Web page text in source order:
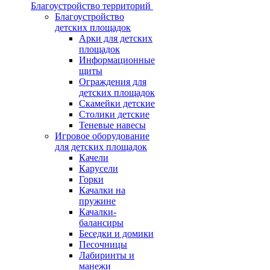
Благоустройство территорий
Благоустройство
детских площадок
Арки для детских
площадок
Информационные
щиты
Ограждения для
детских площадок
Скамейки детские
Столики детские
Теневые навесы
Игровое оборудование
для детских площадок
Качели
Карусели
Горки
Качалки на
пружине
Качалки-
балансиры
Беседки и домики
Песочницы
Лабиринты и
манежи